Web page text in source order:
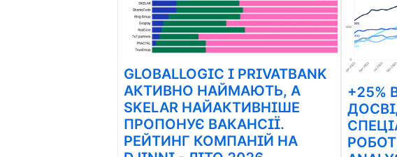
GLOBALLOGIC І PRIVATBANK
АКТИВНО НАЙМАЮТЬ, А
SKELAR НАЙАКТИВНІШЕ
ПРОПОНУЄ ВАКАНСІЇ.
РЕЙТИНГ КОМПАНІЙ НА
+25%